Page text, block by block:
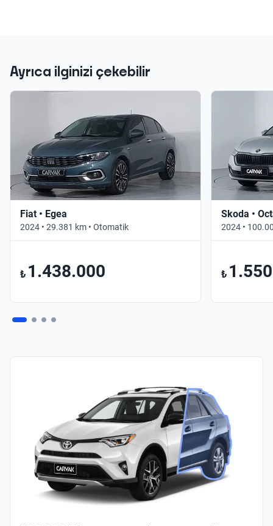
Ayrıca ilginizi çekebilir
Fiat • Egea
2024 • 29.381 km • Otomatik
₺ 1.438.000
Skoda •
2024 •
₺